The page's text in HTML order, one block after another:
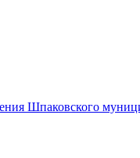
Шпаковского